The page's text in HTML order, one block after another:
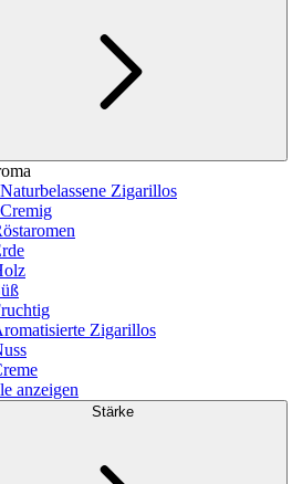
Naturbelassene Zigarillos
Cremig
Zigarillos
anzeigen
Stärke